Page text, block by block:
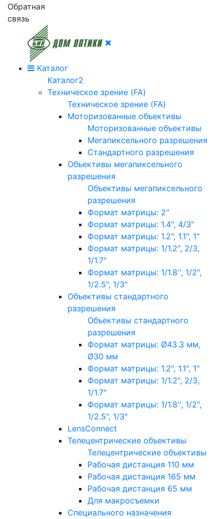
Обратная
связь
Каталог
Каталог2
Техническое зрение (FA)
Техническое зрение (FA)
Моторизованные объективы
Моторизованные объективы
Мегапиксельного разрешения
Стандартного разрешения
Объективы мегапиксельного
разрешения
Объективы мегапиксельного
разрешения
Формат матрицы: 2"
Формат матрицы: 1.4", 4/3"
Формат матрицы: 1.2", 1.1", 1"
Формат матрицы: 1/1.2", 2/3,
1/1.7"
Формат матрицы: 1/1.8'', 1/2",
1/2.5", 1/3"
Объективы стандартного
разрешения
Объективы стандартного
разрешения
Формат матрицы: Ø43.3 мм,
Ø30 мм
Формат матрицы: 1.2", 1.1", 1"
Формат матрицы: 1/1.2", 2/3,
1/1.7"
Формат матрицы: 1/1.8'', 1/2",
1/2.5", 1/3"
LensConnect
Телецентрические объективы
Телецентрические объективы
Рабочая дистанция 110 мм
Рабочая дистанция 165 мм
Рабочая дистанция 65 мм
Для макросъемки
Специального назначения